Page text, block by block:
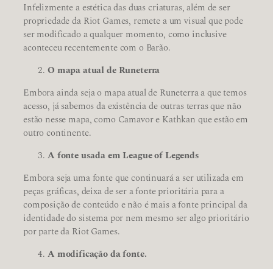
Infelizmente a estética das duas criaturas, além de ser
propriedade da Riot Games, remete a um visual que pode
ser modificado a qualquer momento, como inclusive
aconteceu recentemente com o Barão.
O mapa atual de Runeterra
Embora ainda seja o mapa atual de Runeterra a que temos
acesso, já sabemos da existência de outras terras que não
estão nesse mapa, como Camavor e Kathkan que estão em
outro continente.
A fonte usada em League of Legends
Embora seja uma fonte que continuará a ser utilizada em
peças gráficas, deixa de ser a fonte prioritária para a
composição de conteúdo e não é mais a fonte principal da
identidade do sistema por nem mesmo ser algo prioritário
por parte da Riot Games.
A modificação da fonte.